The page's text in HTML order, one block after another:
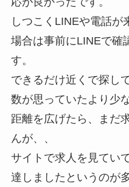
しつこくLINEや電話が
場合は事前にLINEで確
す。
できるだけ近くで探し
数が思っていたより少
距離を広げたら、まだ
んが、、
サイトで求人を見てい
達しましたというのが